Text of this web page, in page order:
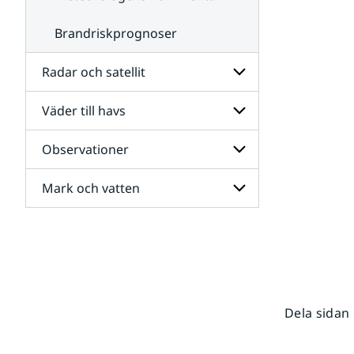
Brandriskprognoser
Radar och satellit
Undersidor
för
Radar
och
satellit
Väder till havs
Undersidor
för
Väder
till
havs
Observationer
Undersidor
för
Mark och vatten
Dela sidan